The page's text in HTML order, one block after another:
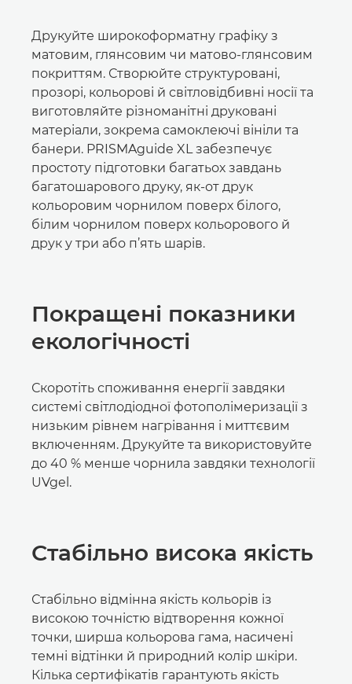
Друкуйте широкоформатну графіку з
матовим, глянсовим чи матово-глянсовим
покриттям. Створюйте структуровані,
прозорі, кольорові й світловідбивні носії та
виготовляйте різноманітні друковані
матеріали, зокрема самоклеючі вініли та
банери. PRISMAguide XL забезпечує
простоту підготовки багатьох завдань
багатошарового друку, як-от друк
кольоровим чорнилом поверх білого,
білим чорнилом поверх кольорового й
друк у три або п’ять шарів.
Покращені показники
екологічності
Скоротіть споживання енергії завдяки
системі світлодіодної фотополімеризації з
низьким рівнем нагрівання і миттєвим
включенням. Друкуйте та використовуйте
до 40 % менше чорнила завдяки технології
UVgel.
Стабільно висока якість
Стабільно відмінна якість кольорів із
високою точністю відтворення кожної
точки, ширша кольорова гама, насичені
темні відтінки й природний колір шкіри.
Кілька сертифікатів гарантують якість